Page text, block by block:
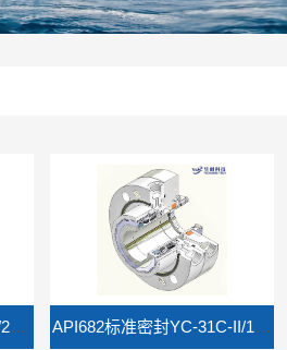
API682标准密封YC-32A-I/2CW-CW API682标准密封YC-31C-II/1CW-FL/FX